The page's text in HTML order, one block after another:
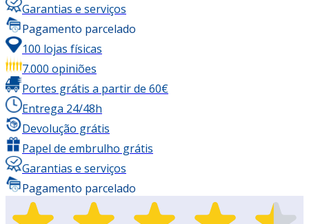
Garantias e serviços
Pagamento parcelado
100 lojas físicas
7.000 opiniões
Portes grátis a partir de 60€
Entrega 24/48h
Devolução grátis
Papel de embrulho grátis
Garantias e serviços
Pagamento parcelado